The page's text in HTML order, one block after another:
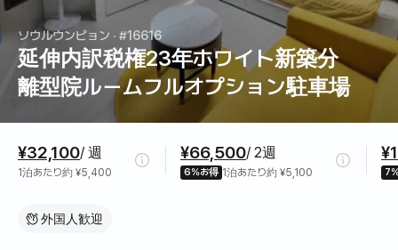
ソウルウンピョン · #16616
延伸内訳税権23年ホワイト新築分
離型院ルームフルオプション駐車場
¥32,100/ 週
1泊あたり約 ¥5,400
¥66,500/ 2週
6%お得 1泊あたり約 ¥5,100
外国人歓迎